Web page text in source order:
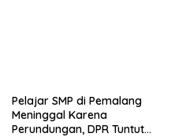
Pelajar SMP di Pemalang
Meninggal Karena
Perundungan, DPR Tuntut